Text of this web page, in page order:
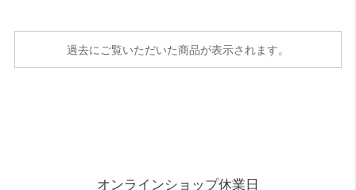
過去にご覧いただいた商品が表示されます。
オンラインショップ休業日